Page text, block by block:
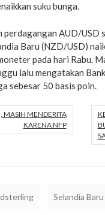
suku bunga.
AUD/USD
Baru (NZD/USD)
pada hari Rabu.
lalu mengatakan
sebesar 50 basis poin.
MASIH MENDERITA
KARENA NFP
Selandia Baru